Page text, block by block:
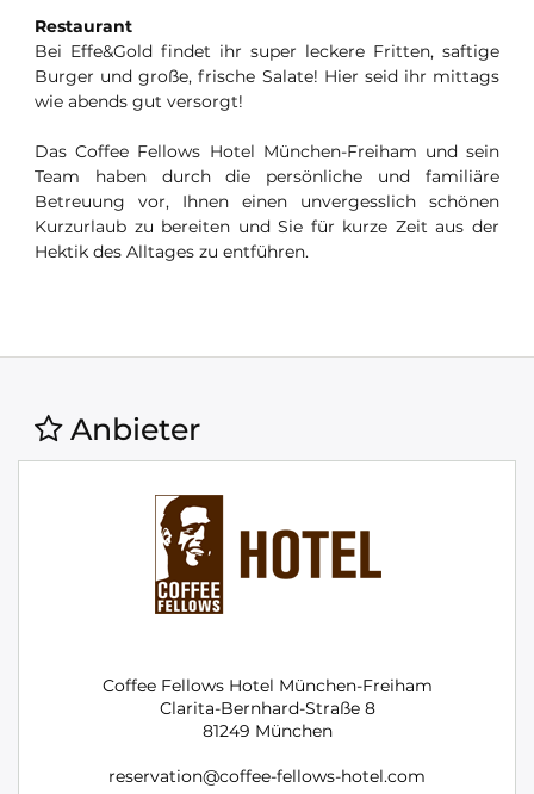
Restaurant
Bei Effe&Gold findet ihr super leckere Fritten, saftige
Burger und große, frische Salate! Hier seid ihr mittags
wie abends gut versorgt!
Das Coffee Fellows Hotel München-Freiham und sein
Team haben durch die persönliche und familiäre
Betreuung vor, Ihnen einen unvergesslich schönen
Kurzurlaub zu bereiten und Sie für kurze Zeit aus der
Hektik des Alltages zu entführen.
Anbieter
Coffee Fellows Hotel München-Freiham
Clarita-Bernhard-Straße 8
81249 München
reservation@coffee-fellows-hotel.com